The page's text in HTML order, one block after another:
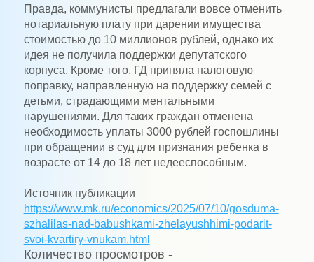
Правда, коммунисты предлагали вовсе отменить
нотариальную плату при дарении имущества
стоимостью до 10 миллионов рублей, однако их
идея не получила поддержки депутатского
корпуса. Кроме того, ГД приняла налоговую
поправку, направленную на поддержку семей с
детьми, страдающими ментальными
нарушениями. Для таких граждан отменена
необходимость уплаты 3000 рублей госпошлины
при обращении в суд для признания ребенка в
возрасте от 14 до 18 лет недееспособным.
Источник публикации
https://www.mk.ru/economics/2025/07/10/gosduma-
szhalilas-nad-babushkami-zhelayushhimi-podarit-
svoi-kvartiry-vnukam.html
Количество просмотров -